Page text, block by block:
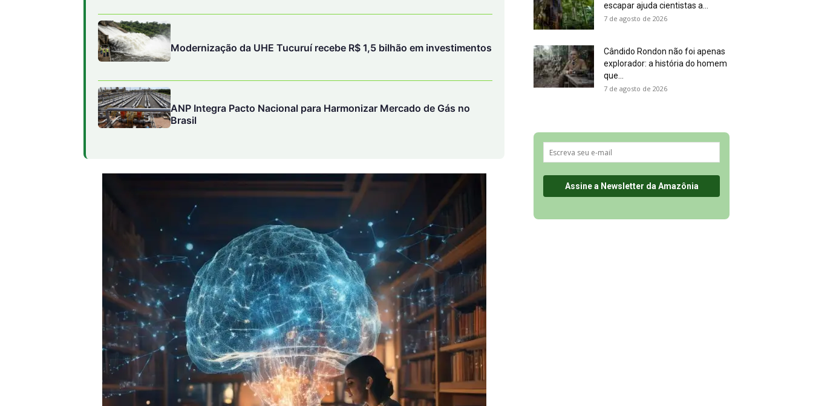
Modernização da UHE Tucuruí recebe R$ 1,5 bilhão em investimentos
ANP Integra Pacto Nacional para Harmonizar Mercado de Gás no
Brasil
escapar ajuda cientistas a...
7 de agosto de 2026
Cândido Rondon não foi apenas
explorador: a história do homem
que...
7 de agosto de 2026